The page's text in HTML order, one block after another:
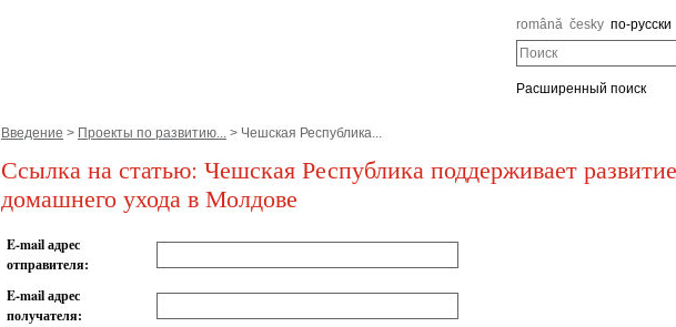
română česky по-русски
Поиск
Расширенный поиск
Введение > Проекты по рaзвитию... > Чешская Республика...
Ссылка на статью: Чешская Республика поддерживает развитие
домашнего ухода в Молдове
E-mail адрес
отправителя:
E-mail адрес
получателя: